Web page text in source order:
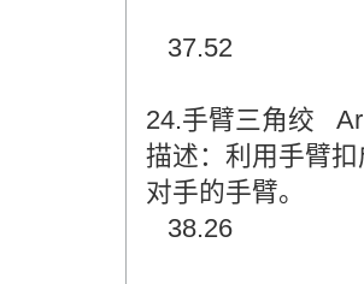
37.52
24.手臂三角绞
描述：利用手臂
对手的手臂。
38.26